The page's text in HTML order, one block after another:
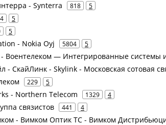
- Synterra 818 5
5
5
- Nokia Oyj 5804 5
Воентелеком — Интегрированные системы
- СкайЛинк - Skylink - Московская сотовая
229 5
- Northern Telecom 1329 4
связистов 441 4
- Вимком Оптик ТС - Вимком